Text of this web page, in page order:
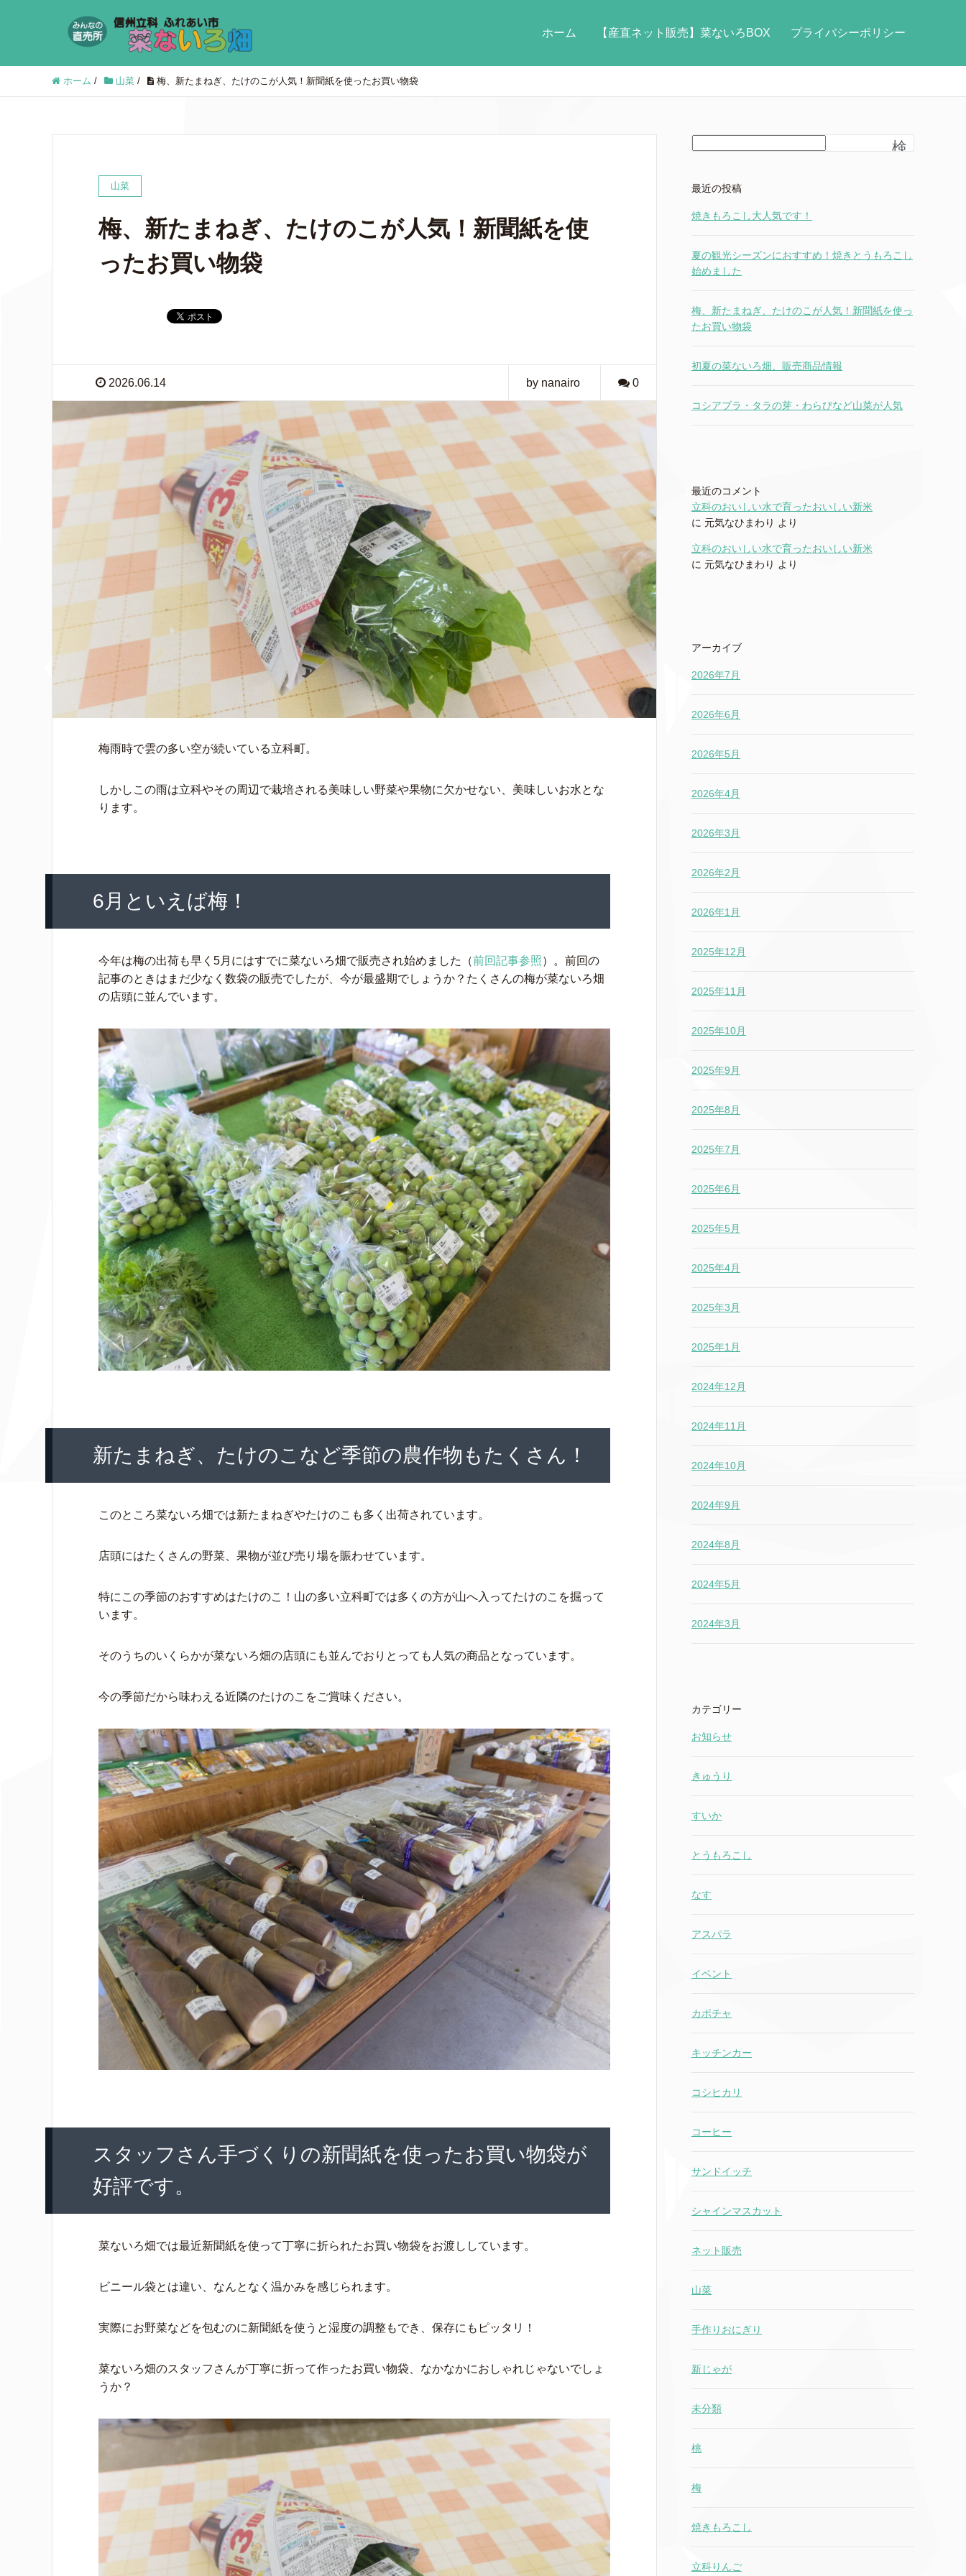
ホーム 【産直ネット販売】菜ないろBOX プライバシーポリシー
ホーム / 山菜 / 梅、新たまねぎ、たけのこが人気！新聞紙を使ったお買い物袋
山菜
梅、新たまねぎ、たけのこが人気！新聞紙を使
ったお買い物袋
2026.06.14 by nanairo 0
梅雨時で雲の多い空が続いている立科町。
しかしこの雨は立科やその周辺で栽培される美味しい野菜や果物に欠かせない、美味しいお水とな
ります。
6月といえば梅！
今年は梅の出荷も早く5月にはすでに菜ないろ畑で販売され始めました（前回記事参照 ）。前回の
記事のときはまだ少なく数袋の販売でしたが、今が最盛期でしょうか？たくさんの梅が菜ないろ畑
の店頭に並んでいます。
新たまねぎ、たけのこなど季節の農作物もたくさん！
このところ菜ないろ畑では新たまねぎやたけのこも多く出荷されています。
店頭にはたくさんの野菜、果物が並び売り場を賑わせています。
特にこの季節のおすすめはたけのこ！山の多い立科町では多くの方が山へ入ってたけのこを掘って
います。
そのうちのいくらかが菜ないろ畑の店頭にも並んでおりとっても人気の商品となっています。
今の季節だから味わえる近隣のたけのこをご賞味ください。
スタッフさん手づくりの新聞紙を使ったお買い物袋が
好評です。
菜ないろ畑では最近新聞紙を使って丁寧に折られたお買い物袋をお渡ししています。
ビニール袋とは違い、なんとなく温かみを感じられます。
実際にお野菜などを包むのに新聞紙を使うと湿度の調整もでき、保存にもピッタリ！
菜ないろ畑のスタッフさんが丁寧に折って作ったお買い物袋、なかなかにおしゃれじゃないでしょ
うか？
検
最近の投稿
焼きもろこし大人気です！
夏の観光シーズンにおすすめ！焼きとうもろこし
始めました
梅、新たまねぎ、たけのこが人気！新聞紙を使っ
たお買い物袋
初夏の菜ないろ畑、販売商品情報
コシアブラ・タラの芽・わらびなど山菜が人気
最近のコメント
立科のおいしい水で育ったおいしい新米
に 元気なひまわり より
立科のおいしい水で育ったおいしい新米
に 元気なひまわり より
アーカイブ
2026年7月
2026年6月
2026年5月
2026年4月
2026年3月
2026年2月
2026年1月
2025年12月
2025年11月
2025年10月
2025年9月
2025年8月
2025年7月
2025年6月
2025年5月
2025年4月
2025年3月
2025年1月
2024年12月
2024年11月
2024年10月
2024年9月
2024年8月
2024年5月
2024年3月
カテゴリー
お知らせ
きゅうり
すいか
とうもろこし
なす
アスパラ
イベント
カボチャ
キッチンカー
コシヒカリ
コーヒー
サンドイッチ
シャインマスカット
ネット販売
山菜
手作りおにぎり
新じゃが
未分類
桃
梅
焼きもろこし
立科りんご